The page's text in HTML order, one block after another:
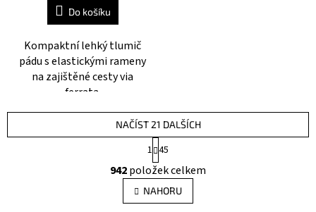
hvězdiček.
Do košíku
Kompaktní lehký tlumič
pádu s elastickými rameny
na zajištěné cesty via
ferrata.
O
v
l
á
NAČÍST 21 DALŠÍCH
t
r
á
n
k
1 45
942položek celkem
NAHORU